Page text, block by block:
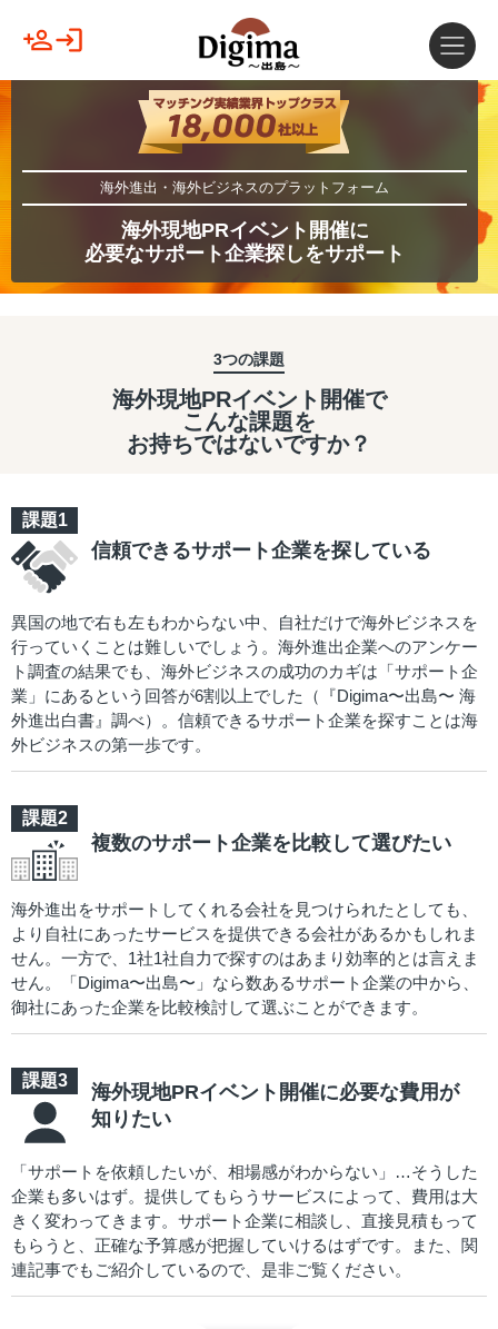
海外進出・海外ビジネスのプラットフォーム
海外現地PRイベント開催に
必要なサポート企業探しをサポート
3つの課題
海外現地PRイベント開催で
こんな課題を
お持ちではないですか？
信頼できるサポート企業を探している
異国の地で右も左もわからない中、自社だけで海外ビジネスを
行っていくことは難しいでしょう。海外進出企業へのアンケー
ト調査の結果でも、海外ビジネスの成功のカギは「サポート企
業」にあるという回答が6割以上でした（『Digima〜出島〜 海
外進出白書』調べ）。信頼できるサポート企業を探すことは海
外ビジネスの第一歩です。
複数のサポート企業を比較して選びたい
海外進出をサポートしてくれる会社を見つけられたとしても、
より自社にあったサービスを提供できる会社があるかもしれま
せん。一方で、1社1社自力で探すのはあまり効率的とは言えま
せん。「Digima〜出島〜」なら数あるサポート企業の中から、
御社にあった企業を比較検討して選ぶことができます。
海外現地PRイベント開催に必要な費用が
知りたい
「サポートを依頼したいが、相場感がわからない」…そうした
企業も多いはず。提供してもらうサービスによって、費用は大
きく変わってきます。サポート企業に相談し、直接見積もって
もらうと、正確な予算感が把握していけるはずです。また、関
連記事でもご紹介しているので、是非ご覧ください。